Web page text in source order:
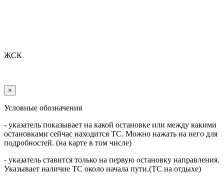
ЖСК
×
Условные обозначения
- указатель показывает на какой остановке или между какими
остановками сейчас находится ТС. Можно нажать на него для
подробностей. (на карте в том числе)
- указатель ставится только на первую остановку направления.
Указывает наличие ТС около начала пути.(ТС на отдыхе)